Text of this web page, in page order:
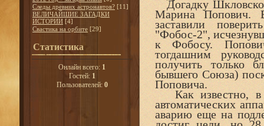
Следы древних астронавтов? [11]
ВЕЛИЧАЙШИЕ ЗАГАДКИ
ИСТОРИИ [4]
Свастика на орбите [29]
Статистика
Онлайн всего: 1
Гостей: 1
Пользователей: 0
Догадку
Марина Попович. В
заставили
"Фобос-2",
к Фобосу.
тогдашним
получить только
бывшего Союза)
Поповича.
Как известно, в
автоматических
аварию еще на